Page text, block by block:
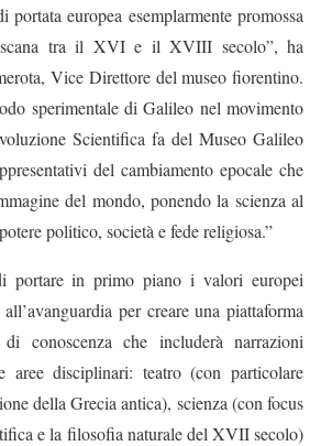
europea esemplarmente promossa
tra il XVI e il XVIII secolo”, ha
Vice Direttore del museo fiorentino.
sperimentale di Galileo nel movimento
Scientifica fa del Museo Galileo
del cambiamento epocale che
del mondo, ponendo la scienza al
politico, società e fede religiosa.”
portare in primo piano i valori europei
per creare una piattaforma
conoscenza che includerà narrazioni
areedisciplinari: teatro (con particolare
della Grecia antica), scienza (con focus
ela filosofia naturaledel XVII secolo)